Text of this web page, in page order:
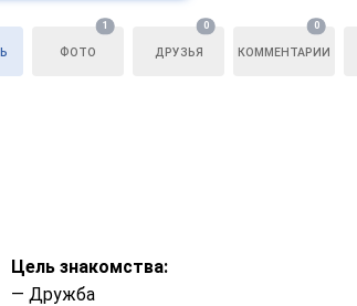
ФОТО
1
ДРУЗЬЯ
0
КОММЕНТАРИИ
0
Цель знакомства:
— Дружба